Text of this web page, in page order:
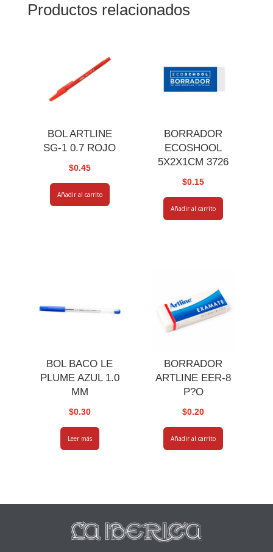
SUNSET
Productos relacionados
BOL ARTLINE
SG-1 0.7 ROJO
$0.45
Añadir al carrito
BORRADOR
ECOSHOOL
5X2X1CM 3726
$0.15
Añadir al carrito
BOL BACO LE
PLUME AZUL 1.0
MM
$0.30
Leer más
BORRADOR
ARTLINE EER-8
P?O
$0.20
Añadir al carrito